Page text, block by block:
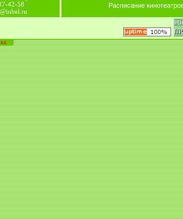
42-58
Расписание